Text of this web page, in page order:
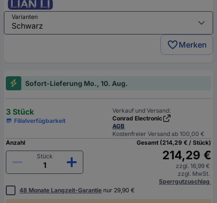
Varianten
Merken
Sofort-Lieferung Mo., 10. Aug.
3 Stück
Filialverfügbarkeit
Verkauf und Versand:
Conrad Electronic
AGB
Kostenfreier Versand ab 100,00 €
Anzahl
Stück
Gesamt (214,29 € / Stück)
214,29 €
zzgl. 16,99 €
zzgl. MwSt.
Sperrgutzuschlag
48 Monate Langzeit-Garantie nur 29,90 €